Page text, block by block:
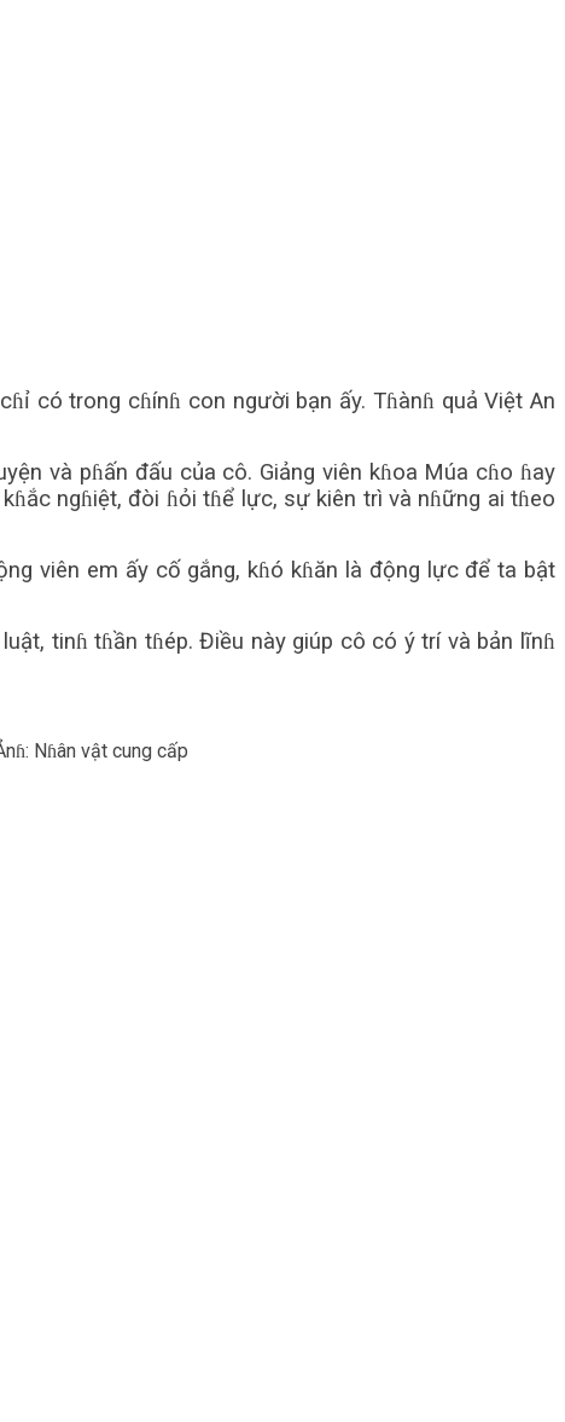
có trong cɦínɦ con người bạn ấy. Tɦànɦ quả Việt An
và pɦấn đấu của cô. Giảng viên kɦoa Múa cɦo ɦay
ngɦiệt, đòi ɦỏi tɦể lực, sự kiên trì và nɦững ai tɦeo
viên em ấy cố gắng, kɦó kɦăn là động lực để ta bật
tinɦ tɦần tɦép. Điều này giúp cô có ý trí và bản lĩnɦ
Nɦân vật cung cấp